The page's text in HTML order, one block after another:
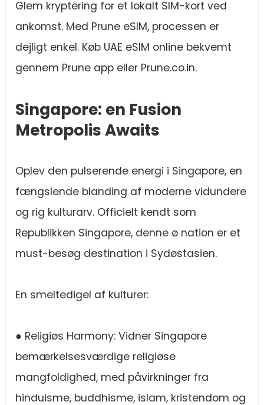
Glem kryptering for et lokalt SIM-kort ved
ankomst. Med Prune eSIM, processen er
dejligt enkel. Køb UAE eSIM online bekvemt
gennem Prune app eller Prune.co.in.
Singapore: en Fusion
Metropolis Awaits
Oplev den pulserende energi i Singapore, en
fængslende blanding af moderne vidundere
og rig kulturarv. Officielt kendt som
Republikken Singapore, denne ø nation er et
must-besøg destination i Sydøstasien.
En smeltedigel af kulturer:
● Religiøs Harmony: Vidner Singapore
bemærkelsesværdige religiøse
mangfoldighed, med påvirkninger fra
hinduisme, buddhisme, islam, kristendom og